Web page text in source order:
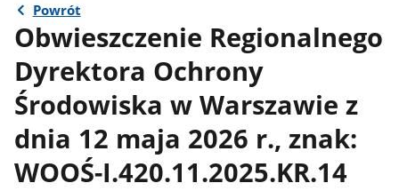
Powrót
Obwieszczenie Regionalnego
Dyrektora Ochrony
Środowiska w Warszawie z
dnia 12 maja 2026 r., znak:
WOOŚ-I.420.11.2025.KR.14